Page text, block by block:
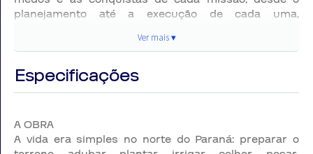
planejamento até a execução de cada uma,
Operações Táticas (COT) e da Coordenação de
Aviação Operacional (CAOP). Atualmente está lotado
Ver mais ▾
Especificações
A OBRA
A vida era simples no norte do Paraná: preparar o